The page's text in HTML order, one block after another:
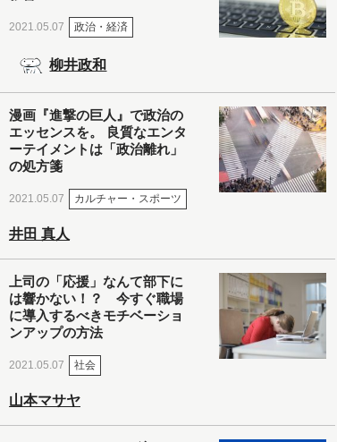
2021.05.07 政治・経済
柳井政和
漫画『進撃の巨人』で政治の
エッセンスを。 良質なエンタ
ーテイメントは「政治離れ」
の処方箋
2021.05.07 カルチャー・スポーツ
井田 真人
上司の「応援」なんて部下に
は響かない！？ 今すぐ職場
に導入するべきモチベーショ
ンアップの方法
2021.05.07 社会
山本マサヤ